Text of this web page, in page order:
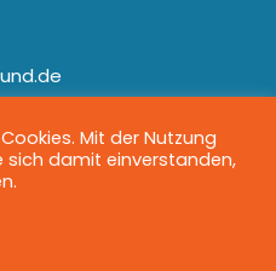
Mit der Nutzung
sich damit einverstanden,